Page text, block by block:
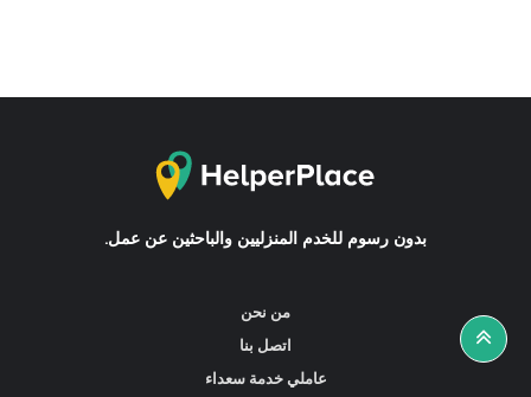
بدون رسوم للخدم المنزليين والباحثين عن عمل.
من نحن
اتصل بنا
عاملي خدمة سعداء